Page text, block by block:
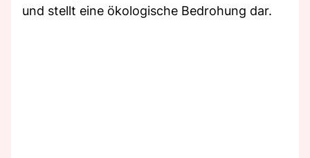
und stellt eine ökologische Bedrohung dar.